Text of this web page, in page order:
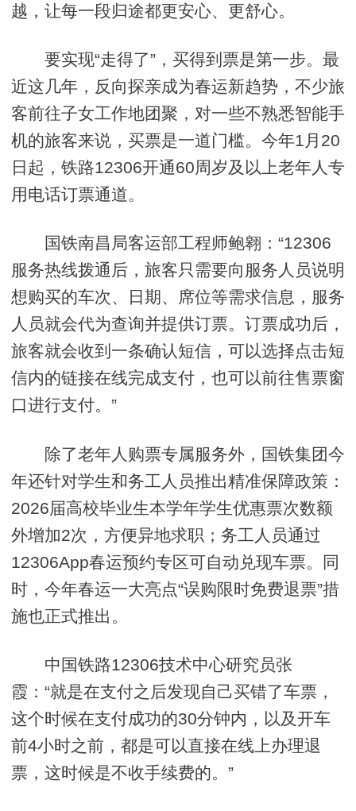
越，让每一段归途都更安心、更舒心。
要实现“走得了”，买得到票是第一步。最
近这几年，反向探亲成为春运新趋势，不少旅
客前往子女工作地团聚，对一些不熟悉智能手
机的旅客来说，买票是一道门槛。今年1月20
日起，铁路12306开通60周岁及以上老年人专
用电话订票通道。
国铁南昌局客运部工程师鲍翱：“12306
服务热线拨通后，旅客只需要向服务人员说明
想购买的车次、日期、席位等需求信息，服务
人员就会代为查询并提供订票。订票成功后，
旅客就会收到一条确认短信，可以选择点击短
信内的链接在线完成支付，也可以前往售票窗
口进行支付。”
除了老年人购票专属服务外，国铁集团今
年还针对学生和务工人员推出精准保障政策：
2026届高校毕业生本学年学生优惠票次数额
外增加2次，方便异地求职；务工人员通过
12306App春运预约专区可自动兑现车票。同
时，今年春运一大亮点“误购限时免费退票”措
施也正式推出。
中国铁路12306技术中心研究员张
霞：“就是在支付之后发现自己买错了车票，
这个时候在支付成功的30分钟内，以及开车
前4小时之前，都是可以直接在线上办理退
票，这时候是不收手续费的。”